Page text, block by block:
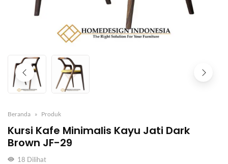
Beranda Produk
Kursi Kafe Minimalis Kayu Jati Dark
Brown JF-29
18 Dilihat